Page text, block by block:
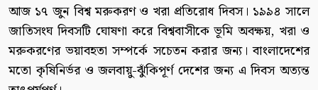
আজ ১৭ জুন বিশ্ব মরুকরণ ও খরা প্রতিরোধ দিবস। ১৯৯৪ সালে
জাতিসংঘ দিবসটি ঘোষণা করে বিশ্ববাসীকে ভূমি অবক্ষয়, খরা ও
মরুকরণের ভয়াবহতা সম্পর্কে সচেতন করার জন্য। বাংলাদেশের
মতো কৃষিনির্ভর ও জলবায়ু-ঝুঁকিপূর্ণ দেশের জন্য এ দিবস অত্যন্ত